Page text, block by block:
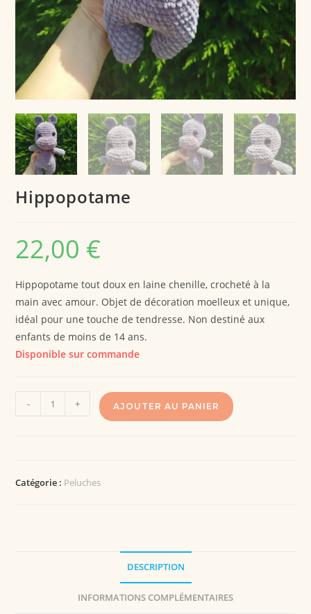
Hippopotame
22,00 €
Hippopotame tout doux en laine chenille, crocheté à la
main avec amour. Objet de décoration moelleux et unique,
idéal pour une touche de tendresse. Non destiné aux
enfants de moins de 14 ans.
Disponible sur commande
- + AJOUTER AU PANIER
Catégorie : Peluches
DESCRIPTION
INFORMATIONS COMPLÉMENTAIRES